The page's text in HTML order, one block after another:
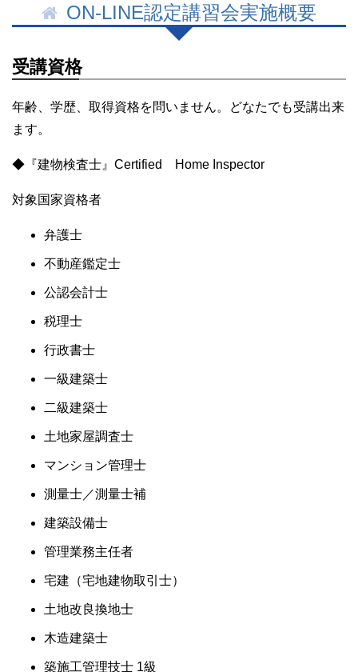
ON-LINE認定講習会実施概要
受講資格
年齢、学歴、取得資格を問いません。どなたでも受講出来
ます。
◆『建物検査士』Certified Home Inspector
対象国家資格者
弁護士
不動産鑑定士
公認会計士
税理士
行政書士
一級建築士
二級建築士
土地家屋調査士
マンション管理士
測量士／測量士補
建築設備士
管理業務主任者
宅建（宅地建物取引士）
土地改良換地士
木造建築士
築施工管理技士 1級